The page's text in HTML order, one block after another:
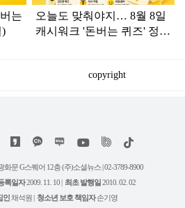
는
)
오늘도 맞춰야지… 8월 8일
캐시워크 '돈버는 퀴즈' 정답
copyright
위
트
유
튜
틱
문 G스퀘어 12층 (주)소셜뉴스 | 02-3789-8900
록일자2009. 11. 10 | 최초 발행일2010. 02. 02
인채석원 | 청소년 보호 책임자손기영